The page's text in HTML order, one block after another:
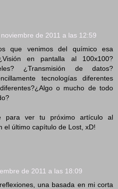
de 2011 a las 12:59
que venimos del químico esa
en pantalla al 100x100?
¿Transmisión de datos?
tecnologías diferentes
o mucho de todo
para ver tu próximo artículo al
el último capítulo de Lost, xD!
de 2011 a las 18:09
una basada en mi corta